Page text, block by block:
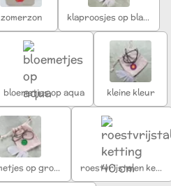
zomerzon klaproosjes op blauw
bloemetjes op aqua kleine kleur
bloemetjes op groen roestvrijstalen ketting 40 cm